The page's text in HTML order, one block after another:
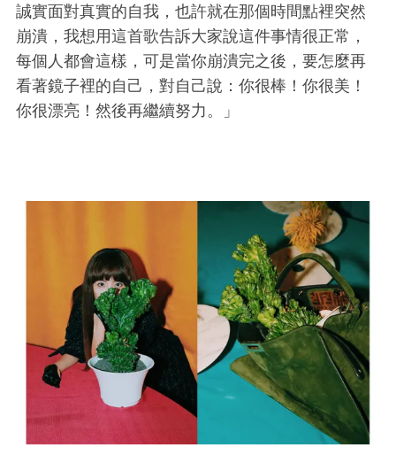
誠實面對真實的自我，也許就在那個時間點裡突然
崩潰，我想用這首歌告訴大家說這件事情很正常，
每個人都會這樣，可是當你崩潰完之後，要怎麼再
看著鏡子裡的自己，對自己說：你很棒！你很美！
你很漂亮！然後再繼續努力。」